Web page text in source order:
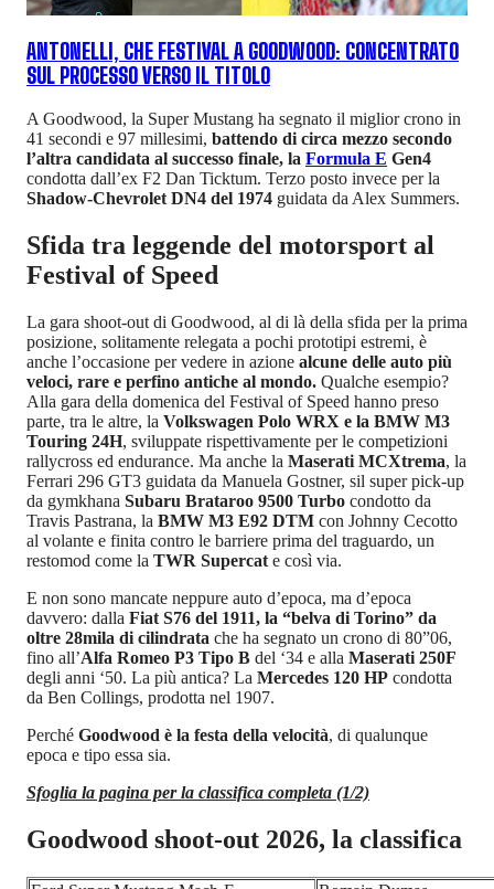
ANTONELLI, CHE FESTIVAL A GOODWOOD: CONCENTRATO
SUL PROCESSO VERSO IL TITOLO
A Goodwood, la Super Mustang ha segnato il miglior crono in
41 secondi e 97 millesimi, battendo di circa mezzo secondo
l’altra candidata al successo finale, la Formula E Gen4
condotta dall’ex F2 Dan Ticktum. Terzo posto invece per la
Shadow-Chevrolet DN4 del 1974 guidata da Alex Summers.
Sfida tra leggende del motorsport al
Festival of Speed
La gara shoot-out di Goodwood, al di là della sfida per la prima
posizione, solitamente relegata a pochi prototipi estremi, è
anche l’occasione per vedere in azione alcune delle auto più
veloci, rare e perfino antiche al mondo. Qualche esempio?
Alla gara della domenica del Festival of Speed hanno preso
parte, tra le altre, la Volkswagen Polo WRX e la BMW M3
Touring 24H, sviluppate rispettivamente per le competizioni
rallycross ed endurance. Ma anche la Maserati MCXtrema, la
Ferrari 296 GT3 guidata da Manuela Gostner, sil super pick-up
da gymkhana Subaru Brataroo 9500 Turbo condotto da
Travis Pastrana, la BMW M3 E92 DTM con Johnny Cecotto
al volante e finita contro le barriere prima del traguardo, un
restomod come la TWR Supercat e così via.
E non sono mancate neppure auto d’epoca, ma d’epoca
davvero: dalla Fiat S76 del 1911, la “belva di Torino” da
oltre 28mila di cilindrata che ha segnato un crono di 80”06,
fino all’Alfa Romeo P3 Tipo B del ‘34 e alla Maserati 250F
degli anni ‘50. La più antica? La Mercedes 120 HP condotta
da Ben Collings, prodotta nel 1907.
Perché Goodwood è la festa della velocità, di qualunque
epoca e tipo essa sia.
Sfoglia la pagina per la classifica completa (1/2)
Goodwood shoot-out 2026, la classifica